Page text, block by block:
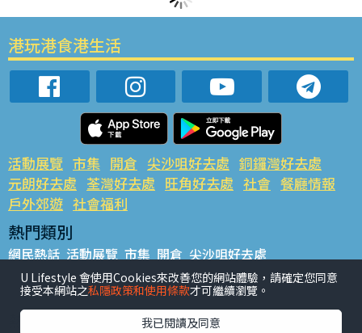
港玩港食港生活
活動展覽 市集 開倉 尖沙咀好去處 銅鑼灣好去處
元朗好去處 荃灣好去處 旺角好去處 社會 餐廳情報
戶外郊遊 社會福利
熱門類別
網民熱話 活動展覽 市集 開倉 尖沙咀好去處
銅鑼灣好去處 元朗好去處 荃灣好去處 旺角好去處 社會
餐廳情報 戶外郊遊
熱門標籤
U Lifestyle 會使用Cookies來改善您的網站體驗，請確定您同意
接受本網站之私隱政策和使用條款才可繼續瀏覽。
我已閱讀及同意